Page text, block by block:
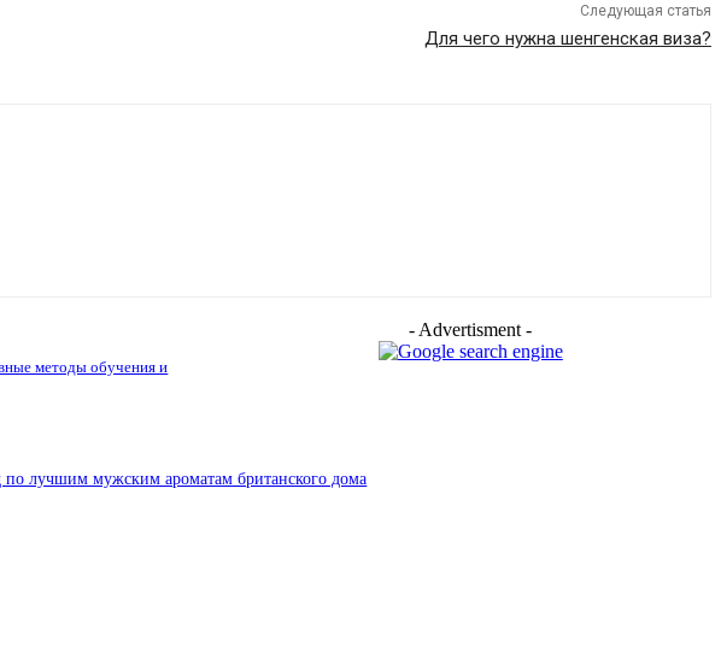
Следующая статья
Для чего нужна шенгенская виза?
методы обучения и
- Advertisment -
по лучшим мужским ароматам британского дома